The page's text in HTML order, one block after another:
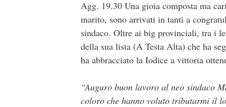
Agg. 19.30 Una gioia composta ma
marito, sono arrivati in tanti a
sindaco. Oltre ai big provinciali, tra i
della sua lista (A Testa Alta) che ha
ha abbracciato la Iodice a vittoria
“Auguro buon lavoro al neo sindaco
coloro che hanno voluto tributarmi il